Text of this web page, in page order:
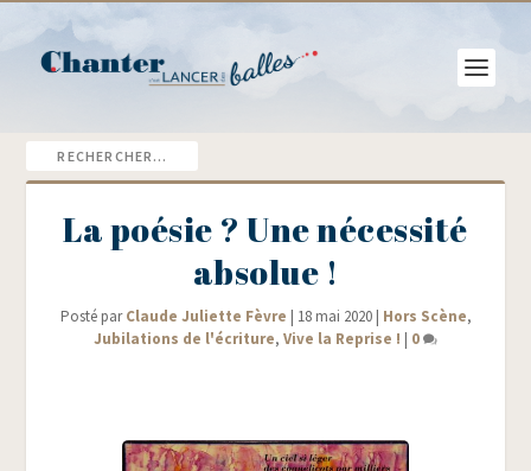
La poésie ? Une nécessité
absolue !
Posté parClaude Juliette Fèvre | 18 mai 2020| Hors Scène,
Jubilations de l'écriture, Vive la Reprise ! | 0